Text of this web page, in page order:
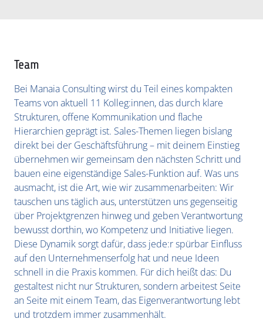
Team
Bei Manaia Consulting wirst du Teil eines kompakten
Teams von aktuell 11 Kolleg:innen, das durch klare
Strukturen, offene Kommunikation und flache
Hierarchien geprägt ist. Sales-Themen liegen bislang
direkt bei der Geschäftsführung – mit deinem Einstieg
übernehmen wir gemeinsam den nächsten Schritt und
bauen eine eigenständige Sales-Funktion auf. Was uns
ausmacht, ist die Art, wie wir zusammenarbeiten: Wir
tauschen uns täglich aus, unterstützen uns gegenseitig
über Projektgrenzen hinweg und geben Verantwortung
bewusst dorthin, wo Kompetenz und Initiative liegen.
Diese Dynamik sorgt dafür, dass jede:r spürbar Einfluss
auf den Unternehmenserfolg hat und neue Ideen
schnell in die Praxis kommen. Für dich heißt das: Du
gestaltest nicht nur Strukturen, sondern arbeitest Seite
an Seite mit einem Team, das Eigenverantwortung lebt
und trotzdem immer zusammenhält.